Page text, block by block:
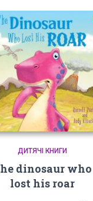
ДИТЯЧІ КНИГИ
dinosaur who
lost his roar